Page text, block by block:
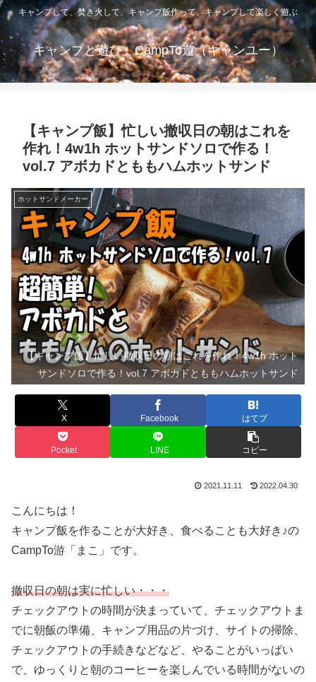
キャンプして、焚き火して、キャンプ飯作って、キャンプして楽しく遊ぶ
キャンプと遊び CampTo遊（キャンユー）
【キャンプ飯】忙しい撤収日の朝はこれを
作れ！4w1h ホットサンドソロで作る！
vol.7 アボカドとももハムホットサンド
ホットサンドメーカー
【キャンプ飯】忙しい撤収日の朝はこれを作れ！4w1h ホット
サンドソロで作る！vol.7 アボカドとももハムホットサンド
X Facebook はてブ
Pocket LINE コピー
2021.11.11 2022.04.30
こんにちは！
キャンプ飯を作ることが大好き、食べることも大好き♪の
CampTo游「まこ」です。
撤収日の朝は実に忙しい・・・
チェックアウトの時間が決まっていて、チェックアウトま
でに朝飯の準備、キャンプ用品の片づけ、サイトの掃除、
チェックアウトの手続きなどなど、やることがいっぱい
で、ゆっくりと朝のコーヒーを楽しんでいる時間がないの